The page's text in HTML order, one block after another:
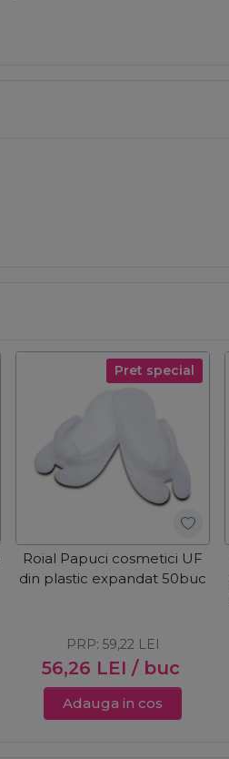
Pret special
Roial Papuci cosmetici UF
din plastic expandat 50buc
56,26 LEI / buc
PRP: 59,22 LEI
Adauga in cos